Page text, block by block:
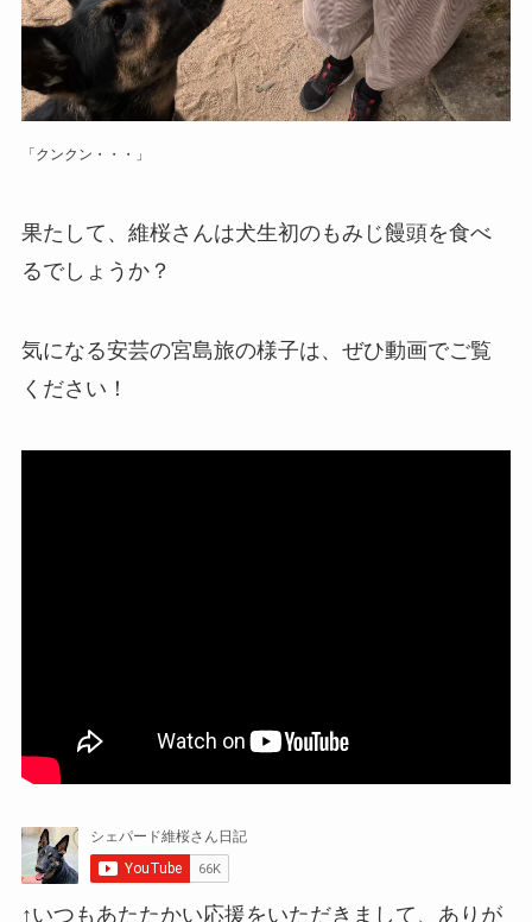
「クンクン・・・」
果たして、維桜さんは犬生初のもみじ饅頭を食べ
るでしょうか？
気になる安芸の宮島旅の様子は、ぜひ動画でご覧
ください！
↑いつもあたたかい応援をいただきまして、ありが